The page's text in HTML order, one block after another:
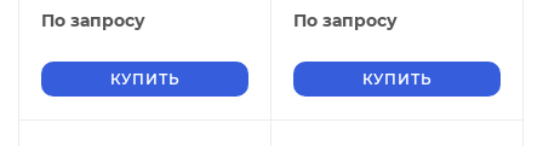
По запросу
КУПИТЬ
18968-73
По запросу
КУПИТЬ